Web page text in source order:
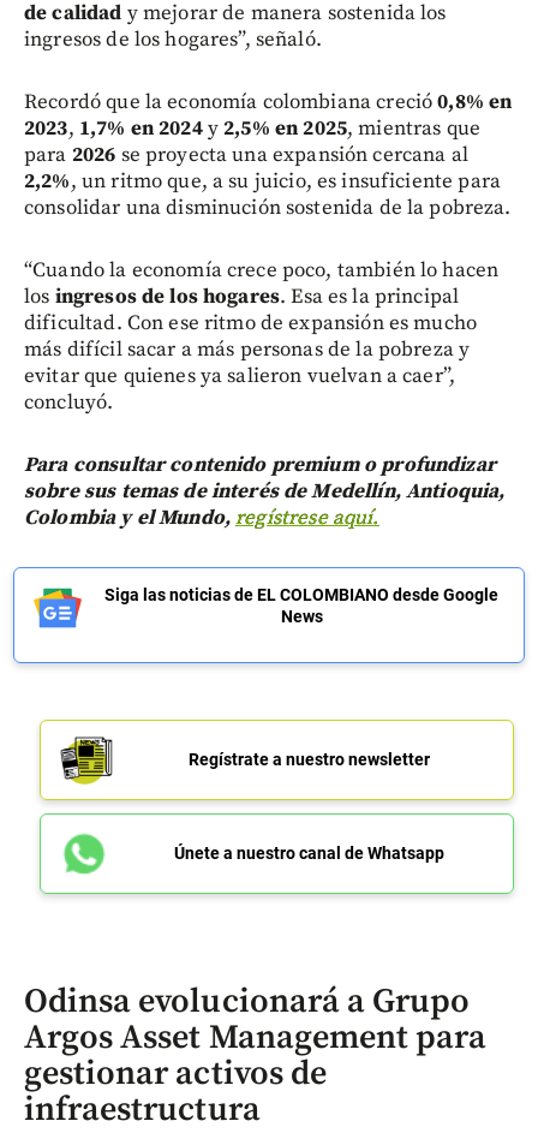
de calidad y mejorar de manera sostenida los
ingresos de los hogares”, señaló.
Recordó que la economía colombiana creció0,8% en
2023, 1,7% en 2024y2,5% en 2025, mientras que
para 2026 se proyecta una expansión cercana al
2,2%, un ritmo que, a su juicio, es insuficiente para
consolidar una disminución sostenida de la pobreza.
“Cuando la economía crece poco, también lo hacen
los ingresos de los hogares. Esa es la principal
dificultad. Con ese ritmo de expansión es mucho
más difícil sacar a más personas de la pobreza y
evitar que quienes ya salieron vuelvan a caer”,
concluyó.
Para consultar contenido premium o profundizar
sobre sus temas de interés de Medellín, Antioquia,
Colombia y el Mundo,regístrese aquí.
Siga las noticias de EL COLOMBIANO desde Google
News
Regístrate a nuestro newsletter
Únete a nuestro canal de Whatsapp
Odinsa evolucionará a Grupo
Argos Asset Management para
gestionar activos de
infraestructura